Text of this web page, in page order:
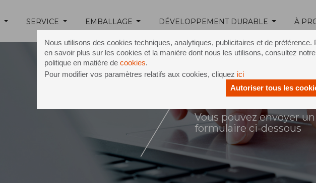
Nous utilisons des cookies techniques, analytiques, publicitaires et de préférence.
en savoir plus sur les cookies et la manière dont nous les utilisons, consultez notre
politique en matière de cookies.
Pour modifier vos paramètres relatifs aux cookies, cliquez ici
Autoriser tous les
SERVICE EMBALLAGE DÉVELOPPEMENT DURABLE À
Vous pouvez envoyer
formulaire ci-dessous